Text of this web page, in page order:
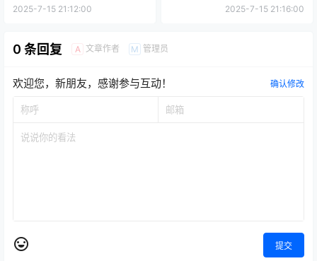
2025-7-15 21:12:00 2025-7-15 21:16:00
0 条回复 A 文章作者 M 管理员
欢迎您，新朋友，感谢参与互动！ 确认修改
提交